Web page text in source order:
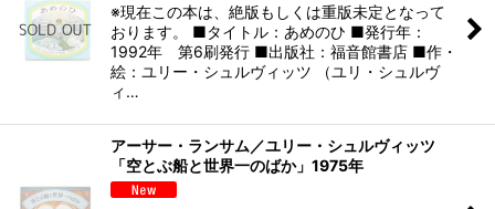
※現在この本は、絶版もしくは重版未定となって
おります。 ■タイトル：あめのひ ■発行年：
1992年 第6刷発行 ■出版社：福音館書店 ■作・
絵：ユリー・シュルヴィッツ （ユリ・シュルヴ
ィ…
アーサー・ランサム／ユリー・シュルヴィッツ
「空とぶ船と世界一のばか」1975年